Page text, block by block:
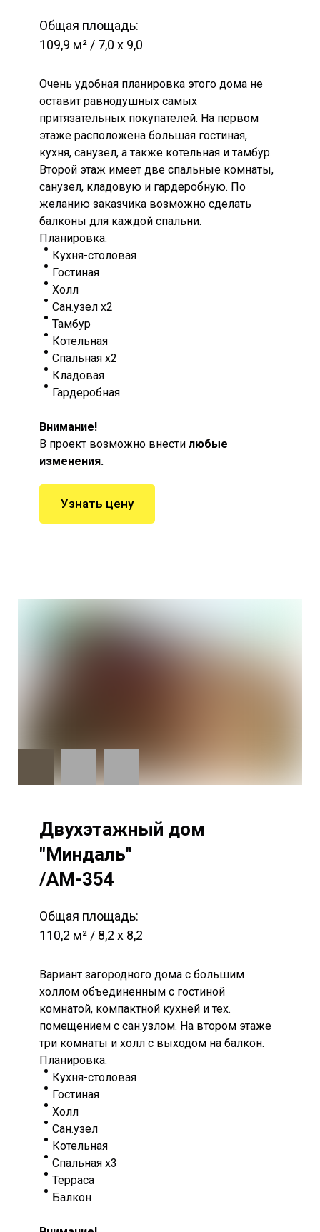
Общая площадь:
109,9 м² / 7,0 х 9,0
Очень удобная планировка этого дома не
оставит равнодушных самых
притязательных покупателей. На первом
этаже расположена большая гостиная,
кухня, санузел, а также котельная и тамбур.
Второй этаж имеет две спальные комнаты,
санузел, кладовую и гардеробную. По
желанию заказчика возможно сделать
балконы для каждой спальни.
Планировка:
Кухня-столовая
Гостиная
Холл
Сан.узел х2
Тамбур
Котельная
Спальная х2
Кладовая
Гардеробная
Внимание!
В проект возможно внести любые
изменения.
Узнать цену
Двухэтажный дом
"Миндаль"
/AM-354
Общая площадь:
110,2 м² / 8,2 х 8,2
Вариант загородного дома с большим
холлом объединенным с гостиной
комнатой, компактной кухней и тех.
помещением с сан.узлом. На втором этаже
три комнаты и холл с выходом на балкон.
Планировка:
Кухня-столовая
Гостиная
Холл
Сан.узел
Котельная
Спальная х3
Терраса
Балкон